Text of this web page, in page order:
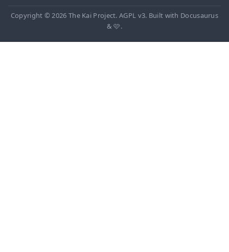
Copyright © 2026 The Kai Project. AGPL v3. Built with Docusaurus
& 🩷.